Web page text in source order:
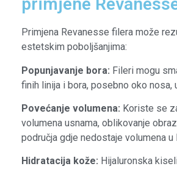
primjene
Primjena Revanesse filera može
estetskim poboljšanjima:
Popunjavanje bora: Fileri mogu
finih linija i bora, posebno oko nosa,
Povećanje volumena: Koriste se
volumena usnama, oblikovanje
područja gdje nedostaje volumena u
Hidratacija kože: Hijaluronska